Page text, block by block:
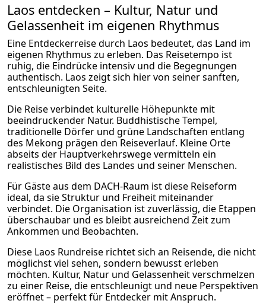
Laos entdecken – Kultur, Natur und
Gelassenheit im eigenen Rhythmus
Eine Entdeckerreise durch Laos bedeutet, das Land im
eigenen Rhythmus zu erleben. Das Reisetempo ist
ruhig, die Eindrücke intensiv und die Begegnungen
authentisch. Laos zeigt sich hier von seiner sanften,
entschleunigten Seite.
Die Reise verbindet kulturelle Höhepunkte mit
beeindruckender Natur. Buddhistische Tempel,
traditionelle Dörfer und grüne Landschaften entlang
des Mekong prägen den Reiseverlauf. Kleine Orte
abseits der Hauptverkehrswege vermitteln ein
realistisches Bild des Landes und seiner Menschen.
Für Gäste aus dem DACH-Raum ist diese Reiseform
ideal, da sie Struktur und Freiheit miteinander
verbindet. Die Organisation ist zuverlässig, die Etappen
überschaubar und es bleibt ausreichend Zeit zum
Ankommen und Beobachten.
Diese Laos Rundreise richtet sich an Reisende, die nicht
möglichst viel sehen, sondern bewusst erleben
möchten. Kultur, Natur und Gelassenheit verschmelzen
zu einer Reise, die entschleunigt und neue Perspektiven
eröffnet – perfekt für Entdecker mit Anspruch.